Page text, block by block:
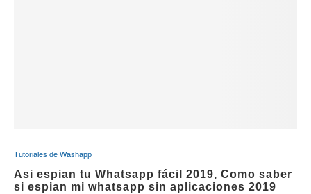
Tutoriales de Washapp
Asi espian tu Whatsapp fácil 2019, Como saber
si espian mi whatsapp sin aplicaciones 2019